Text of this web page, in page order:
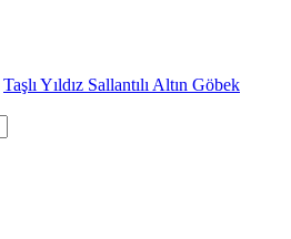
Taşlı Yıldız Sallantılı Altın Göbek